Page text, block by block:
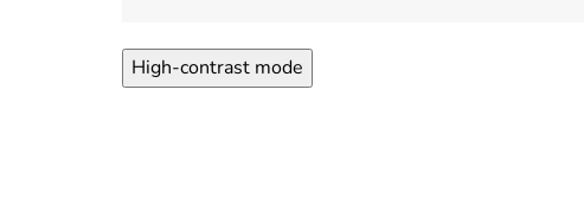
High-contrast mode